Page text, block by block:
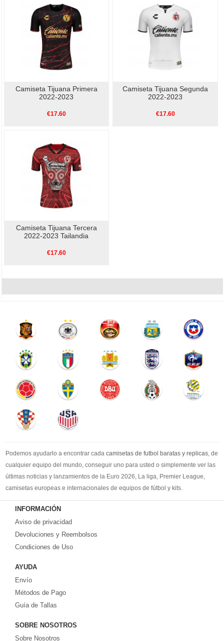
Camiseta Tijuana Primera
2022-2023
€17.60
Camiseta Tijuana Segunda
2022-2023
€17.60
Camiseta Tijuana Tercera
2022-2023 Tailandia
€17.60
Podemos ayudarlo a encontrar cada camisetas de futbol baratas y replicas, de
cualquier equipo del mundo, conseguir uno para usted o simplemente ver las
últimas noticias y lanzamientos de la Euro 2026, La liga, Premier League,
camisetas europeas e internacionales de equipos de fútbol y kits.
Comprecamisetas de futbol baratasen la tienda deportiva más grande de
Europa. ¡Grandes ofertas en todas las camisetas del club de fútbol, ​​kits
europeos e internacionales, todo a los precios más bajos!
Compre nuestra gran selección de
equipaciones, camisetas y un portero a partir de €17.6. Diseños de fútbol
INFORMACIÓN
Aviso de privacidad
Devoluciones y Reembolsos
Condiciones de Uso
AYUDA
Envío
Métodos de Pago
Guía de Tallas
SOBRE NOSOTROS
Sobre Nosotros